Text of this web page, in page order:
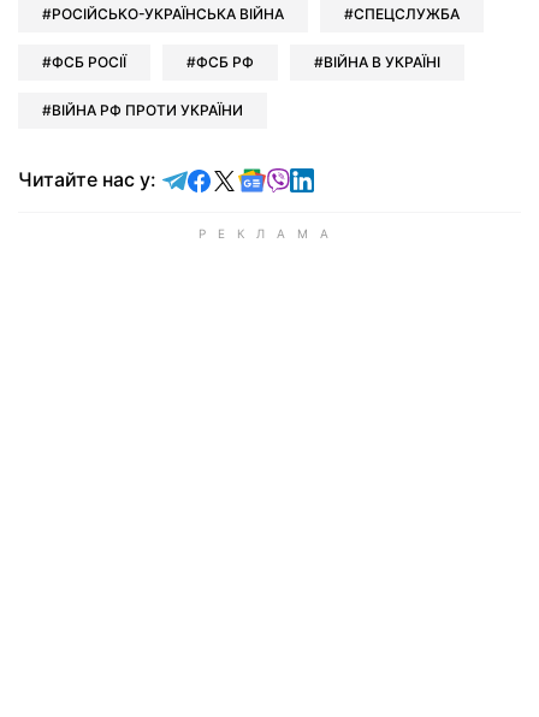
РОСІЙСЬКО-УКРАЇНСЬКА ВІЙНА СПЕЦСЛУЖБА
ФСБ РОСІЇ ФСБ РФ ВІЙНА В УКРАЇНІ
ВІЙНА РФ ПРОТИ УКРАЇНИ
Читайте нас у: Читайте у Telegram
Читайте у Facebook
Читайте у X
Читайте у Google news
Читайте у Viber
Читайте у LinkedIn